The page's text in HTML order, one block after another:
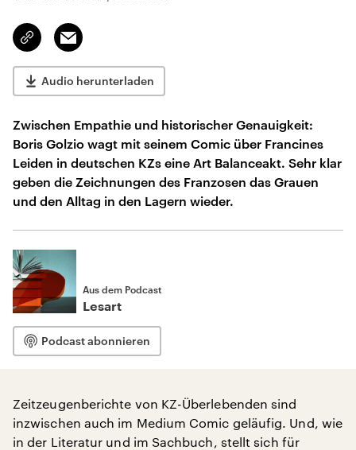
Link
kopieren/teilen
Email
Audio herunterladen
Zwischen Empathie und historischer Genauigkeit:
Boris Golzio wagt mit seinem Comic über Francines
Leiden in deutschen KZs eine Art Balanceakt. Sehr klar
geben die Zeichnungen des Franzosen das Grauen
und den Alltag in den Lagern wieder.
Aus dem Podcast
Lesart
Podcast abonnieren
Zeitzeugenberichte von KZ-Überlebenden sind
inzwischen auch im Medium Comic geläufig. Und, wie
in der Literatur und im Sachbuch, stellt sich für